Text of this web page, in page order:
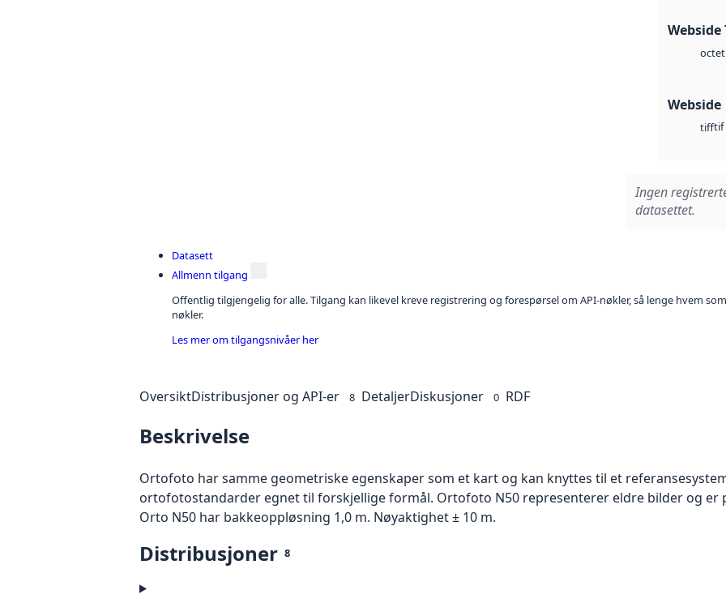
Webside
octet
Webside
tifftif
Ingen
datasettet.
Datasett
Allmenn tilgang
Offentlig tilgjengelig for alle. Tilgang kan likevel kreve registrering og forespørsel om API-nøkler, så lenge hvem
nøkler.
Les mer om tilgangsnivåer her
OversiktDistribusjoner og API-er 8 DetaljerDiskusjoner 0 RDF
Beskrivelse
Ortofoto har samme geometriske egenskaper som et kart og kan knyttes til et
ortofotostandarder egnet til forskjellige formål. Ortofoto N50 representerer eldre bilder og er
Orto N50 har bakkeoppløsning 1,0 m. Nøyaktighet ± 10 m.
Distribusjoner 8